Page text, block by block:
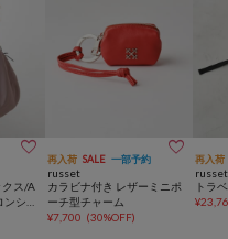

クス/A
ンシ
動画
再入荷 SALE 一部予約 
russet
カラビナ付き レザーミニポ
ーチ型チャーム
¥7,700 (30%OFF)
再入荷
russet
トラ
¥